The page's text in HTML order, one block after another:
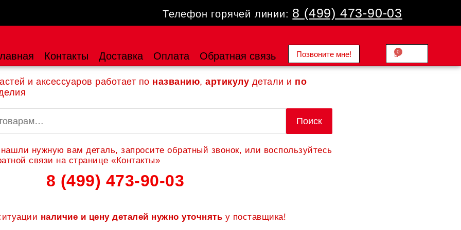
Телефон горячей линии: 8 (499) 473-90-03
Контакты Доставка Оплата Обратная связь Позвоните мне! 0.00
0
Cart
и аксессуаров работает по названию, артикулу детали и по
Поиск
нужную вам деталь, запросите обратный звонок, или воспользуйтесь
связи на странице «Контакты»
8 (499) 473-90-03
наличие и цену деталей нужно уточнять у поставщика!